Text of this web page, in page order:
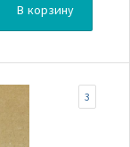
В корзину
3